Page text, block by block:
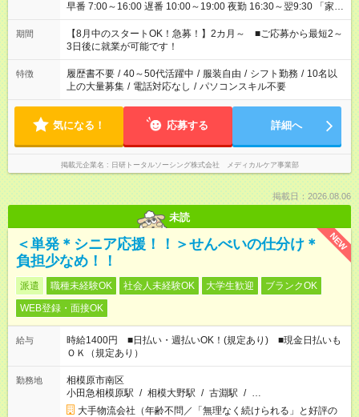
早番 7:00～16:00 遅番 10:00～19:00 夜勤 16:30～翌9:30 「家族
と休みを合わせたい」 「余裕を持って夕飯の準備がしたい」
「できれば残業はしたくない」 など、ご希望を教えてください
ね。 ※Wワーク希望の方へ 今ご覧のお仕事で希望する勤務時間
と、もう1つのお仕事の勤務時間。 合計で週40時間を超える場
合は応募できません。
期間
【8月中のスタートOK！急募！】2カ月～ ■ご応募から最短2～
3日後に就業が可能です！
特徴 履歴書不要 / 40～50代活躍中 / 服装自由 / シフト勤務 / 10名以
上の大量募集 / 電話対応なし / パソコンスキル不要
気になる！ 応募する 詳細へ
掲載元企業名 日研トータルソーシング株式会社 メディカルケア事業部
掲載日：2026.08.06
未読
NEW
＜単発＊シニア応援！！＞せんべいの仕分け＊
負担少なめ！！
派遣 職種未経験OK 社会人未経験OK 大学生歓迎
ブランクOK
WEB登録・面接OK
給与
時給1400円 ■日払い・週払いOK！(規定あり) ■現金日払いも
ＯＫ（規定あり）
勤務地
相模原市南区
小田急相模原駅 / 相模大野駅 / 古淵駅 / …
大手物流会社（年齢不問／「無理なく続けられる」と好評の